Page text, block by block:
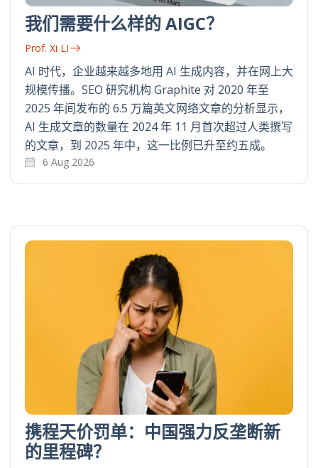
我们需要什么样的 AIGC？
Prof. Xi LI
AI 时代，企业越来越多地用 AI 生成内容，并在网上大
规模传播。SEO 研究机构 Graphite 对 2020 年至
2025 年间发布的 6.5 万篇英文网络文章的分析显示，
AI 生成文章的数量在 2024 年 11 月首次超过人类撰写
的文章，到 2025 年中，这一比例已升至约五成。
6 Aug 2026
携程天价罚单：中国强力反垄断新
的里程碑？